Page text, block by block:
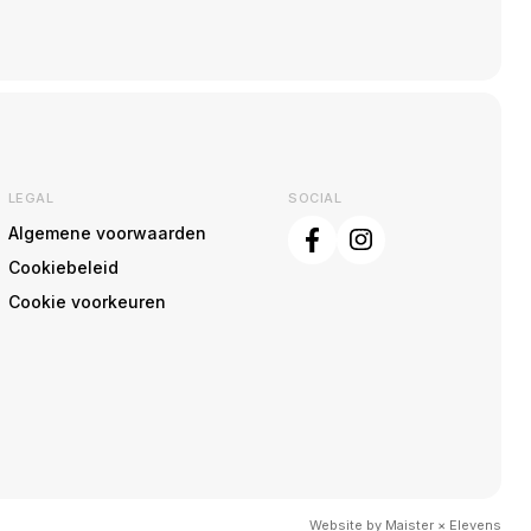
LEGAL
Algemene voorwaarden
Cookiebeleid
Cookie voorkeuren
SOCIAL
Website by Maister × Elevens